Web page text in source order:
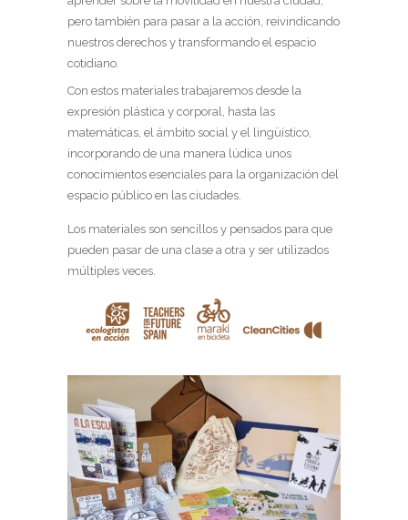
pero también para pasar a la acción, reivindicando
nuestros derechos y transformando el espacio
cotidiano.
Con estos materiales trabajaremos desde la
expresión plástica y corporal, hasta las
matemáticas, el ámbito social y el lingüístico,
incorporando de una manera lúdica unos
conocimientos esenciales para la organización del
espacio público en las ciudades.
Los materiales son sencillos y pensados para que
pueden pasar de una clase a otra y ser utilizados
múltiples veces.